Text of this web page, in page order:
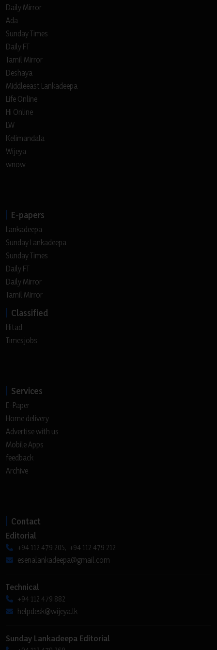
Daily Mirror
Ada
Sunday Times
Daily FT
Tamil Mirror
Deshaya
Middleeast Lankadeepa
Life Online
Hi Online
LW
Kelimandala
Wijeya
wnow
E-papers
Lankadeepa
Sunday Lankadeepa
Sunday Times
Daily FT
Daily Mirror
Tamil Mirror
Classified
Hitad
Timesjobs
Services
E-Paper
Home delivery
Advertise with us
Mobile Apps
feedback
Archive
Contact
Editorial
+94 112 479 205, +94 112 479 212
esenalankadeepa@gmail.com
Technical
+94 112 479 882
helpdesk@wijeya.lk
Sunday Lankadeepa Editorial